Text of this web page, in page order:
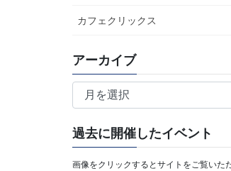
カフェクリックス
アーカイブ
ア
イ
ブ
過去に開催したイベント
画像をクリックするとサイトをご覧いた